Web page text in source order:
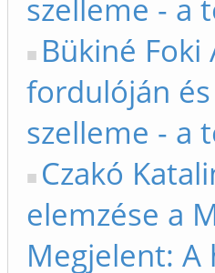
szelleme - a
Bükiné Foki
fordulóján
szelleme - a
Czakó
elemzése a
Megjelent: A